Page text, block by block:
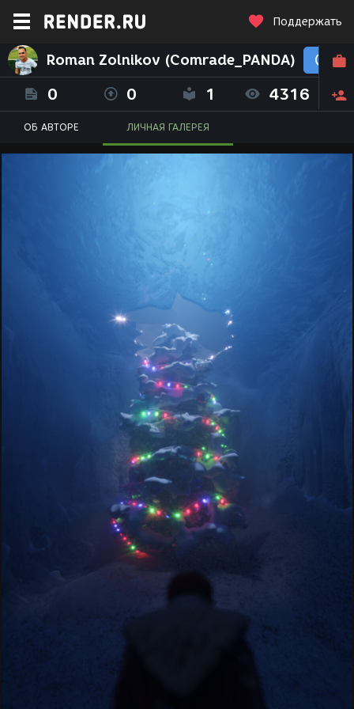
Поддержать
Roman Zolnikov (Comrade_PANDA)
0 0 1 4316
ОБ АВТОРЕ ЛИЧНАЯ ГАЛЕРЕЯ